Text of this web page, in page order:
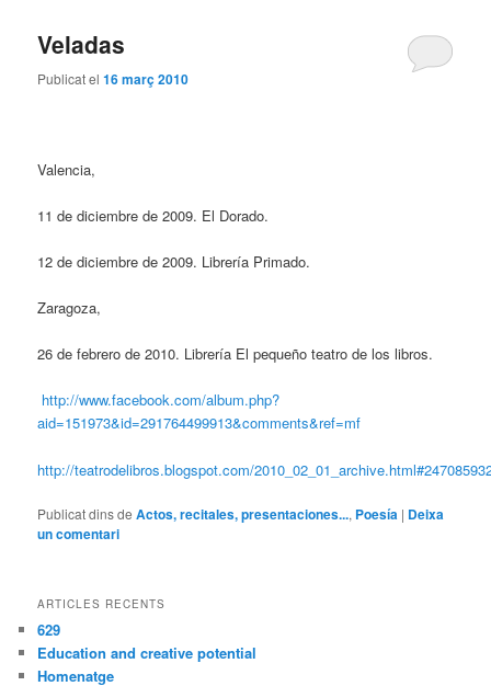
Veladas
Publicat el16 març 2010
Valencia,
11 de diciembre de 2009. El Dorado.
12 de diciembre de 2009. Librería Primado.
Zaragoza,
26 de febrero de 2010. Librería El pequeño teatro de los libros.
http://www.facebook.com/album.php?
aid=151973&id=291764499913&comments&ref=mf
http://teatrodelibros.blogspot.com/
Publicat dins de Actos, recitales, presentaciones..., Poesía | Deixa
un comentari
ARTICLES RECENTS
629
Education and creative potential
Homenatge